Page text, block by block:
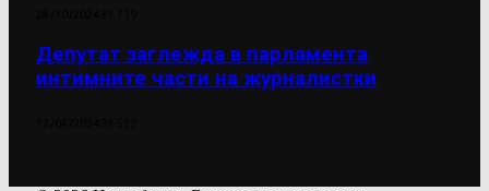
Депутат заглежда в парламента
интимните части на журналистки